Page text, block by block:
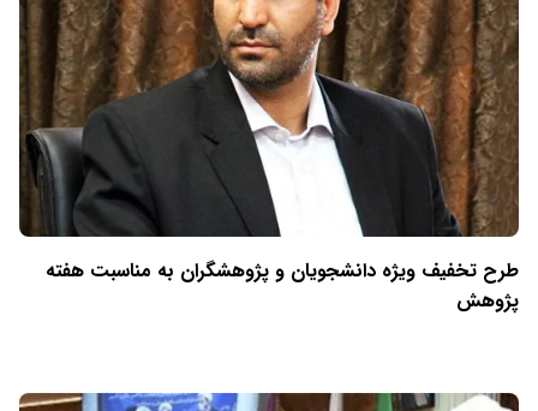
طرح تخفیف ویژه دانشجویان و پژوهشگران به مناسبت هفته
پژوهش